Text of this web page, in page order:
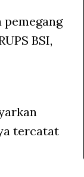
pemegang
BSI,
tercatat